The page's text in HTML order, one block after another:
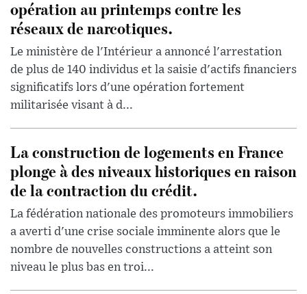
opération au printemps contre les
réseaux de narcotiques.
Le ministère de l'Intérieur a annoncé l'arrestation
de plus de 140 individus et la saisie d'actifs financiers
significatifs lors d'une opération fortement
militarisée visant à d...
La construction de logements en France
plonge à des niveaux historiques en raison
de la contraction du crédit.
La fédération nationale des promoteurs immobiliers
a averti d'une crise sociale imminente alors que le
nombre de nouvelles constructions a atteint son
niveau le plus bas en troi...